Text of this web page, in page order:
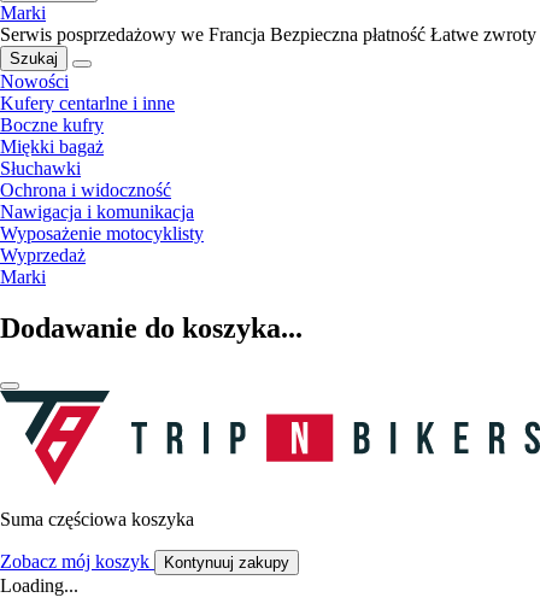
Marki
Serwis posprzedażowy we Francja Bezpieczna płatność Łatwe zwroty
Szukaj
Nowości
Kufery centarlne i inne
Boczne kufry
Miękki bagaż
Słuchawki
Ochrona i widoczność
Nawigacja i komunikacja
Wyposażenie motocyklisty
Wyprzedaż
Marki
Dodawanie do koszyka...
Suma częściowa koszyka
Zobacz mój koszyk Kontynuuj zakupy
Loading...